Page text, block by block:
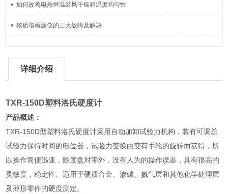
如何改善电热恒温鼓风干燥箱温度均匀性
核质谱检漏仪的三大故障及解决
详细介绍
TXR-150D塑料洛氏硬度计
产品概述：
TXR-150D型塑料洛氏硬度计采用自动加卸试验力机构，装有可调总
试验力保持时间的电位器，试验力变换由变荷手轮的旋转而获得，所
以操作简便迅速，除度盘对零外，没有人为的操作误差，具有很高的
灵敏度，稳定性。适用于硬质合金、渗碳、氮气层和其他化学处理层
及薄形零件的硬度测定。